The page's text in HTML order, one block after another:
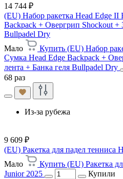
14 744 ₽
(EU) Набор ракетка Head Edge
Backpack + Овергрип Shockout +
Bullpadel Dry
Мало
Купить (EU) Набор
Сумка Head Edge Backpack +
лента + Банка геля Bullpadel Dry
68 раз
Из-за рубежа
9 609 ₽
(EU) Ракетка для падел тенниса
Мало
Купить (EU) Ракетка
Junior 2025
Купили